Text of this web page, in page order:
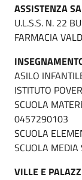
ASSISTENZA
U.L.S.S. N. 22
FARMACIA
ASILO
ISTITUTO
SCUOLA
0457290103
SCUOLA
SCUOLA
VILLE E